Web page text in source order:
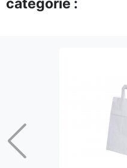
catégorie :
Précédent